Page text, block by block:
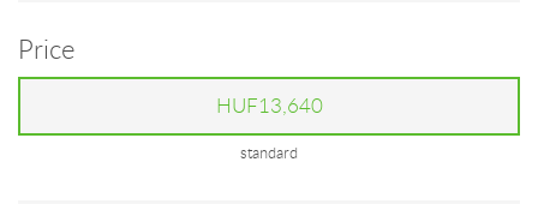
Price
HUF13,640
standard